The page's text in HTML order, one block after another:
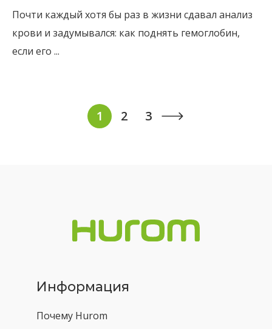
Почти каждый хотя бы раз в жизни сдавал анализ
крови и задумывался: как поднять гемоглобин,
если его ...
Навигация 1 2 3
Информация
Почему Hurom